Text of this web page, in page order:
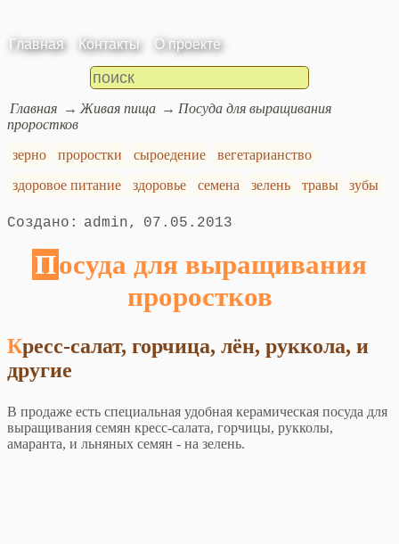
Главная Контакты О проекте
Главная Живая пища
Посуда для выращивания
проростков
зерно
проростки сыроедение
вегетарианство
здоровое питание
здоровье семена зелень травы зубы
admin 07.05.2013
Посуда для выращивания
проростков
Кресс-салат, горчица, лён, руккола, и
другие
В продаже есть специальная удобная керамическая посуда для
выращивания семян кресс-салата, горчицы, рукколы,
амаранта, и льняных семян - на зелень.